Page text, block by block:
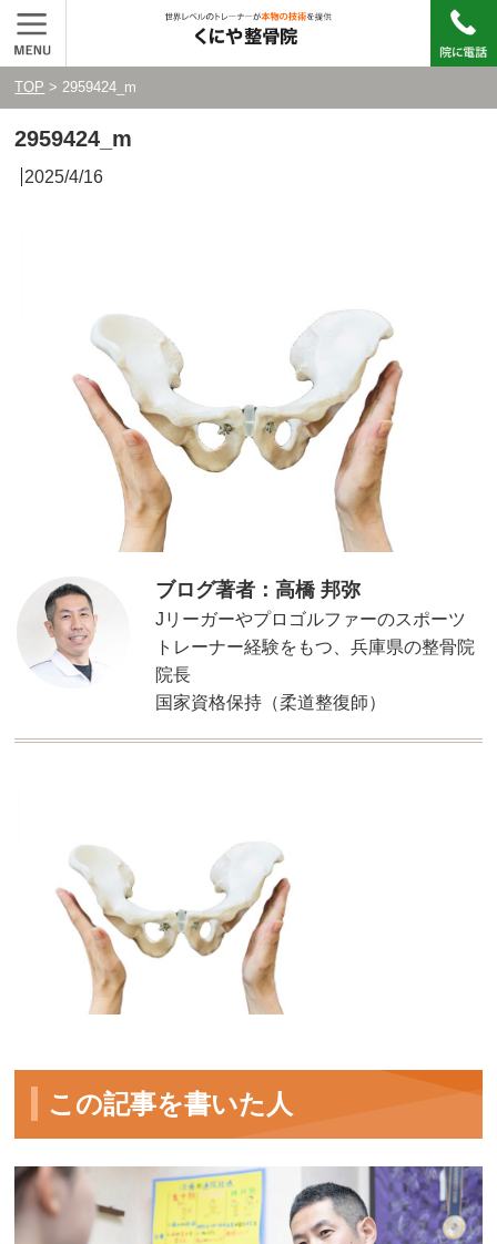
TOP > 2959424_m
2959424_m
2025/4/16
ブログ著者：高橋 邦弥
Jリーガーやプロゴルファーのスポーツ
トレーナー経験をもつ、兵庫県の整骨院
院長
国家資格保持（柔道整復師）
この記事を書いた人